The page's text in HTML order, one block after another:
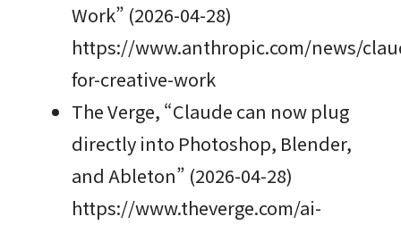
Work” (2026-04-28)
https://www.anthropic.com/news/
for-creative-work
The Verge, “Claude can now plug
directly into Photoshop, Blender,
and Ableton” (2026-04-28)
https://www.theverge.com/ai-